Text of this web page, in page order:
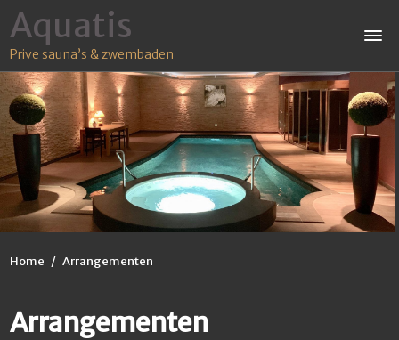
Aquatis
Prive sauna’s & zwembaden
Home / Arrangementen
Arrangementen